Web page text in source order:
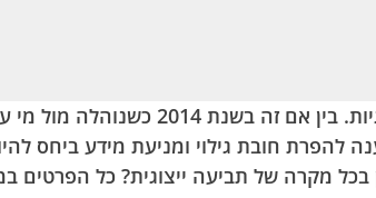
במהלך השנים, כמו כל חברה גדולה, עברה גם מי
בטענה להפרת חובת גילוי ומניעת מידע
בכל מקרה של תביעה ייצוגית? כל הפרטים